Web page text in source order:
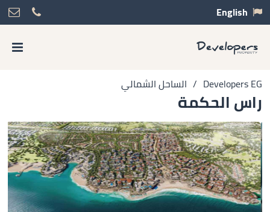
English
Developers EG
/ الساحل الشمالي
راس الحكمة